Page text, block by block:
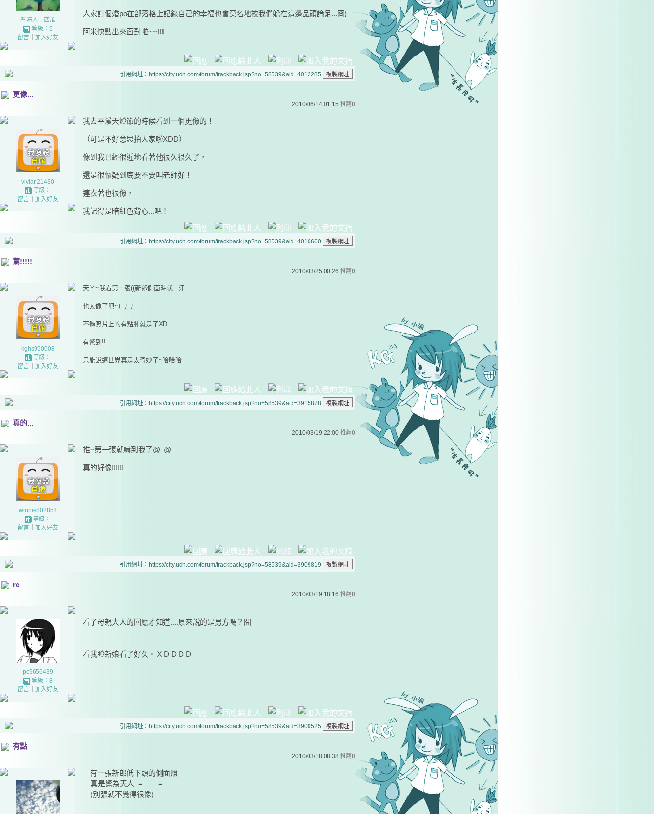
看海人→西瓜
等級：5
留言｜ 加入好友
人家訂個婚po在部落格上記錄自己的幸福也會莫名地被我們躲在這邊品頭論足...冏)
阿米快點出來面對啦~~!!!!
引用網址：https://city.udn.com/forum/trackback.jsp?no=58539&aid=4012285
更像...
2010/06/14 01:15 推薦0
vivian21430
等級：
留言｜ 加入好友
我去平溪天燈節的時候看到一個更像的！
（可是不好意思拍人家啦XDD）
像到我已經很近地看著他很久很久了，
還是很懷疑到底要不要叫老師好！
連衣著也很像，
我記得是暗紅色背心...吧！
引用網址：https://city.udn.com/forum/trackback.jsp?no=58539&aid=4010660
驚!!!!!
2010/03/25 00:26 推薦0
kghs950008
等級：
留言｜ 加入好友
天ㄚ~我看第一張((新郎側面時就...汗
也太像了吧~ㄏㄏㄏ
不過照片上的有點腫就是了XD
有驚到!!
只能說這世界真是太奇妙了~哈哈哈
引用網址：https://city.udn.com/forum/trackback.jsp?no=58539&aid=3915878
真的...
2010/03/19 22:00 推薦0
winnie802858
等級：
留言｜ 加入好友
推~第一張就嚇到我了@ @
真的好像!!!!!!
引用網址：https://city.udn.com/forum/trackback.jsp?no=58539&aid=3909819
re
2010/03/19 18:16 推薦0
pc9656439
等級：8
留言｜ 加入好友
看了母親大人的回應才知道....原來說的是男方嗎？囧
看我瞪新娘看了好久。ＸＤＤＤＤ
引用網址：https://city.udn.com/forum/trackback.jsp?no=58539&aid=3909525
有點
2010/03/18 08:38 推薦0
有一張新郎低下頭的側面照
真是驚為天人 = =
(別張就不覺得很像)